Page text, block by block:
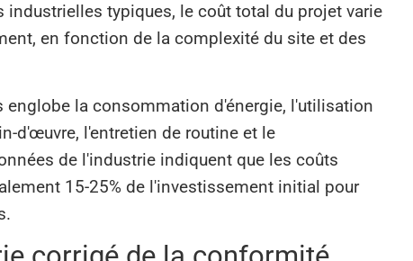
typiques, le coût total du projet varie
en fonction de la complexité du site et des
la consommation d'énergie, l'utilisation
d'œuvre, l'entretien de routine et le
de l'industrie indiquent que les coûts
15-25% de l'investissement initial pour